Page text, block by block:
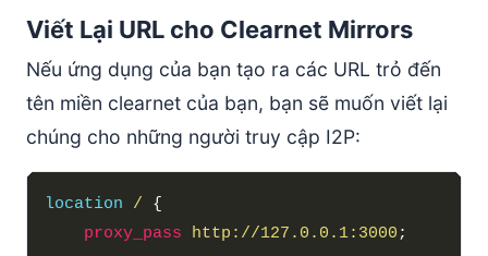
Viết Lại URL cho Clearnet Mirrors
Nếu ứng dụng của bạn tạo ra các URL trỏ đến
tên miền clearnet của bạn, bạn sẽ muốn viết lại
chúng cho những người truy cập I2P:
location /
proxy_pass
http://127.0.0.1:3000